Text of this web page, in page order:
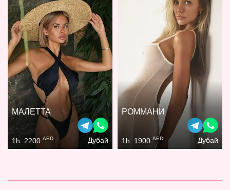
МАЛЕТТА
1h: 2200 AED Дубай
РОММАНИ
1h: 1900 AED Дубай